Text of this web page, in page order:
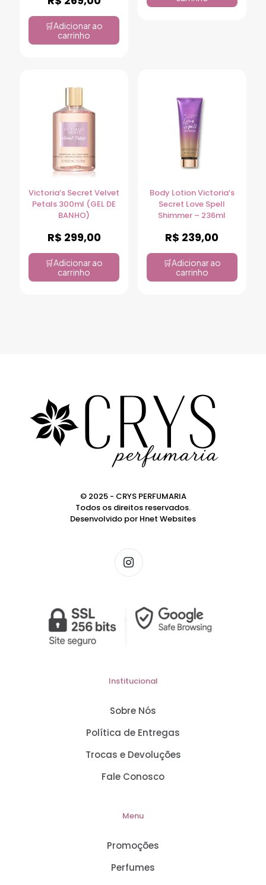
Adicionar ao
carrinho
Victoria’s Secret Velvet
Petals 300ml (GEL DE
BANHO)
R$ 299,00
Adicionar ao
carrinho
Body Lotion Victoria’s
Secret Love Spell
Shimmer – 236ml
R$ 239,00
Adicionar ao
carrinho
© 2025 - CRYS PERFUMARIA
Todos os direitos reservados.
Desenvolvido por Hnet Websites
Institucional
Sobre Nós
Política de Entregas
Trocas e Devoluções
Fale Conosco
Menu
Promoções
Perfumes